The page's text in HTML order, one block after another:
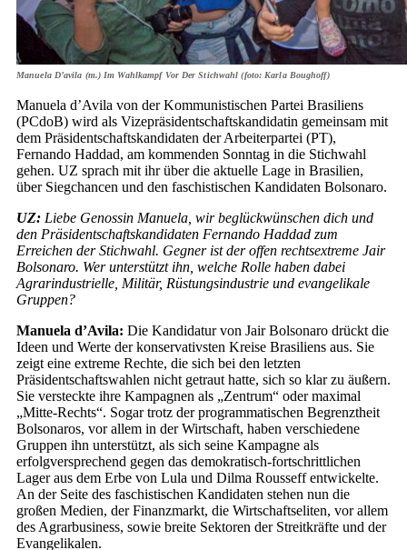
Manuela D’avila (m.) Im Wahlkampf Vor Der Stichwahl (foto: Karla Boughoff)
Manuela d’Avila von der Kommunistischen Partei Brasiliens
(PCdoB) wird als Vizepräsidentschaftskandidatin gemeinsam mit
dem Präsidentschaftskandidaten der Arbeiterpartei (PT),
Fernando Haddad, am kommenden Sonntag in die Stichwahl
gehen. UZ sprach mit ihr über die aktuelle Lage in Brasilien,
über Siegchancen und den faschistischen Kandidaten Bolsonaro.
UZ: Liebe Genossin Manuela, wir beglückwünschen dich und
den Präsidentschaftskandidaten Fernando Haddad zum
Erreichen der Stichwahl. Gegner ist der offen rechtsextreme Jair
Bolsonaro. Wer unterstützt ihn, welche Rolle haben dabei
Agrarindustrielle, Militär, Rüstungsindustrie und evangelikale
Gruppen?
Manuela d’Avila: Die Kandidatur von Jair Bolsonaro drückt die
Ideen und Werte der konservativsten Kreise Brasiliens aus. Sie
zeigt eine extreme Rechte, die sich bei den letzten
Präsidentschaftswahlen nicht getraut hatte, sich so klar zu äußern.
Sie versteckte ihre Kampagnen als „Zentrum“ oder maximal
„Mitte-Rechts“. Sogar trotz der programmatischen Begrenztheit
Bolsonaros, vor allem in der Wirtschaft, haben verschiedene
Gruppen ihn unterstützt, als sich seine Kampagne als
erfolgversprechend gegen das demokratisch-fortschrittlichen
Lager aus dem Erbe von Lula und Dilma Rousseff entwickelte.
An der Seite des faschistischen Kandidaten stehen nun die
großen Medien, der Finanzmarkt, die Wirtschaftseliten, vor allem
des Agrarbusiness, sowie breite Sektoren der Streitkräfte und der
Evangelikalen.